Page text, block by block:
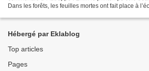
Dans les forêts, les feuilles mortes ont fait place à
Hébergé par Eklablog
Top articles
Pages